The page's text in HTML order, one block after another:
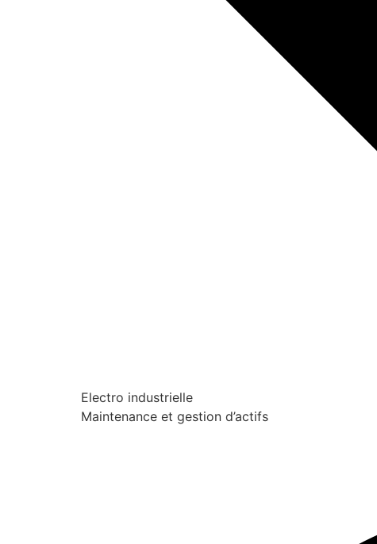
Electro industrielle
Maintenance et gestion d’actifs